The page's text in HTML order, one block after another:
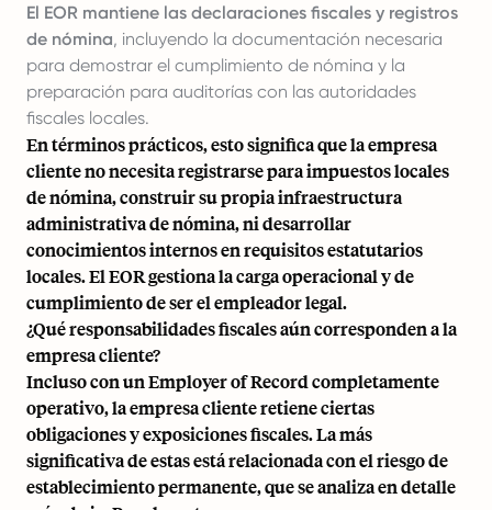
El EOR mantiene las declaraciones fiscales y registros
de nómina, incluyendo la documentación necesaria
para demostrar el cumplimiento de nómina y la
preparación para auditorías con las autoridades
fiscales locales.
En términos prácticos, esto significa que la empresa
cliente no necesita registrarse para impuestos locales
de nómina, construir su propia infraestructura
administrativa de nómina, ni desarrollar
conocimientos internos en requisitos estatutarios
locales. El EOR gestiona la carga operacional y de
cumplimiento de ser el empleador legal.
¿Qué responsabilidades fiscales aún corresponden a la
empresa cliente?
Incluso con un Employer of Record completamente
operativo, la empresa cliente retiene ciertas
obligaciones y exposiciones fiscales. La más
significativa de estas está relacionada con el riesgo de
establecimiento permanente, que se analiza en detalle